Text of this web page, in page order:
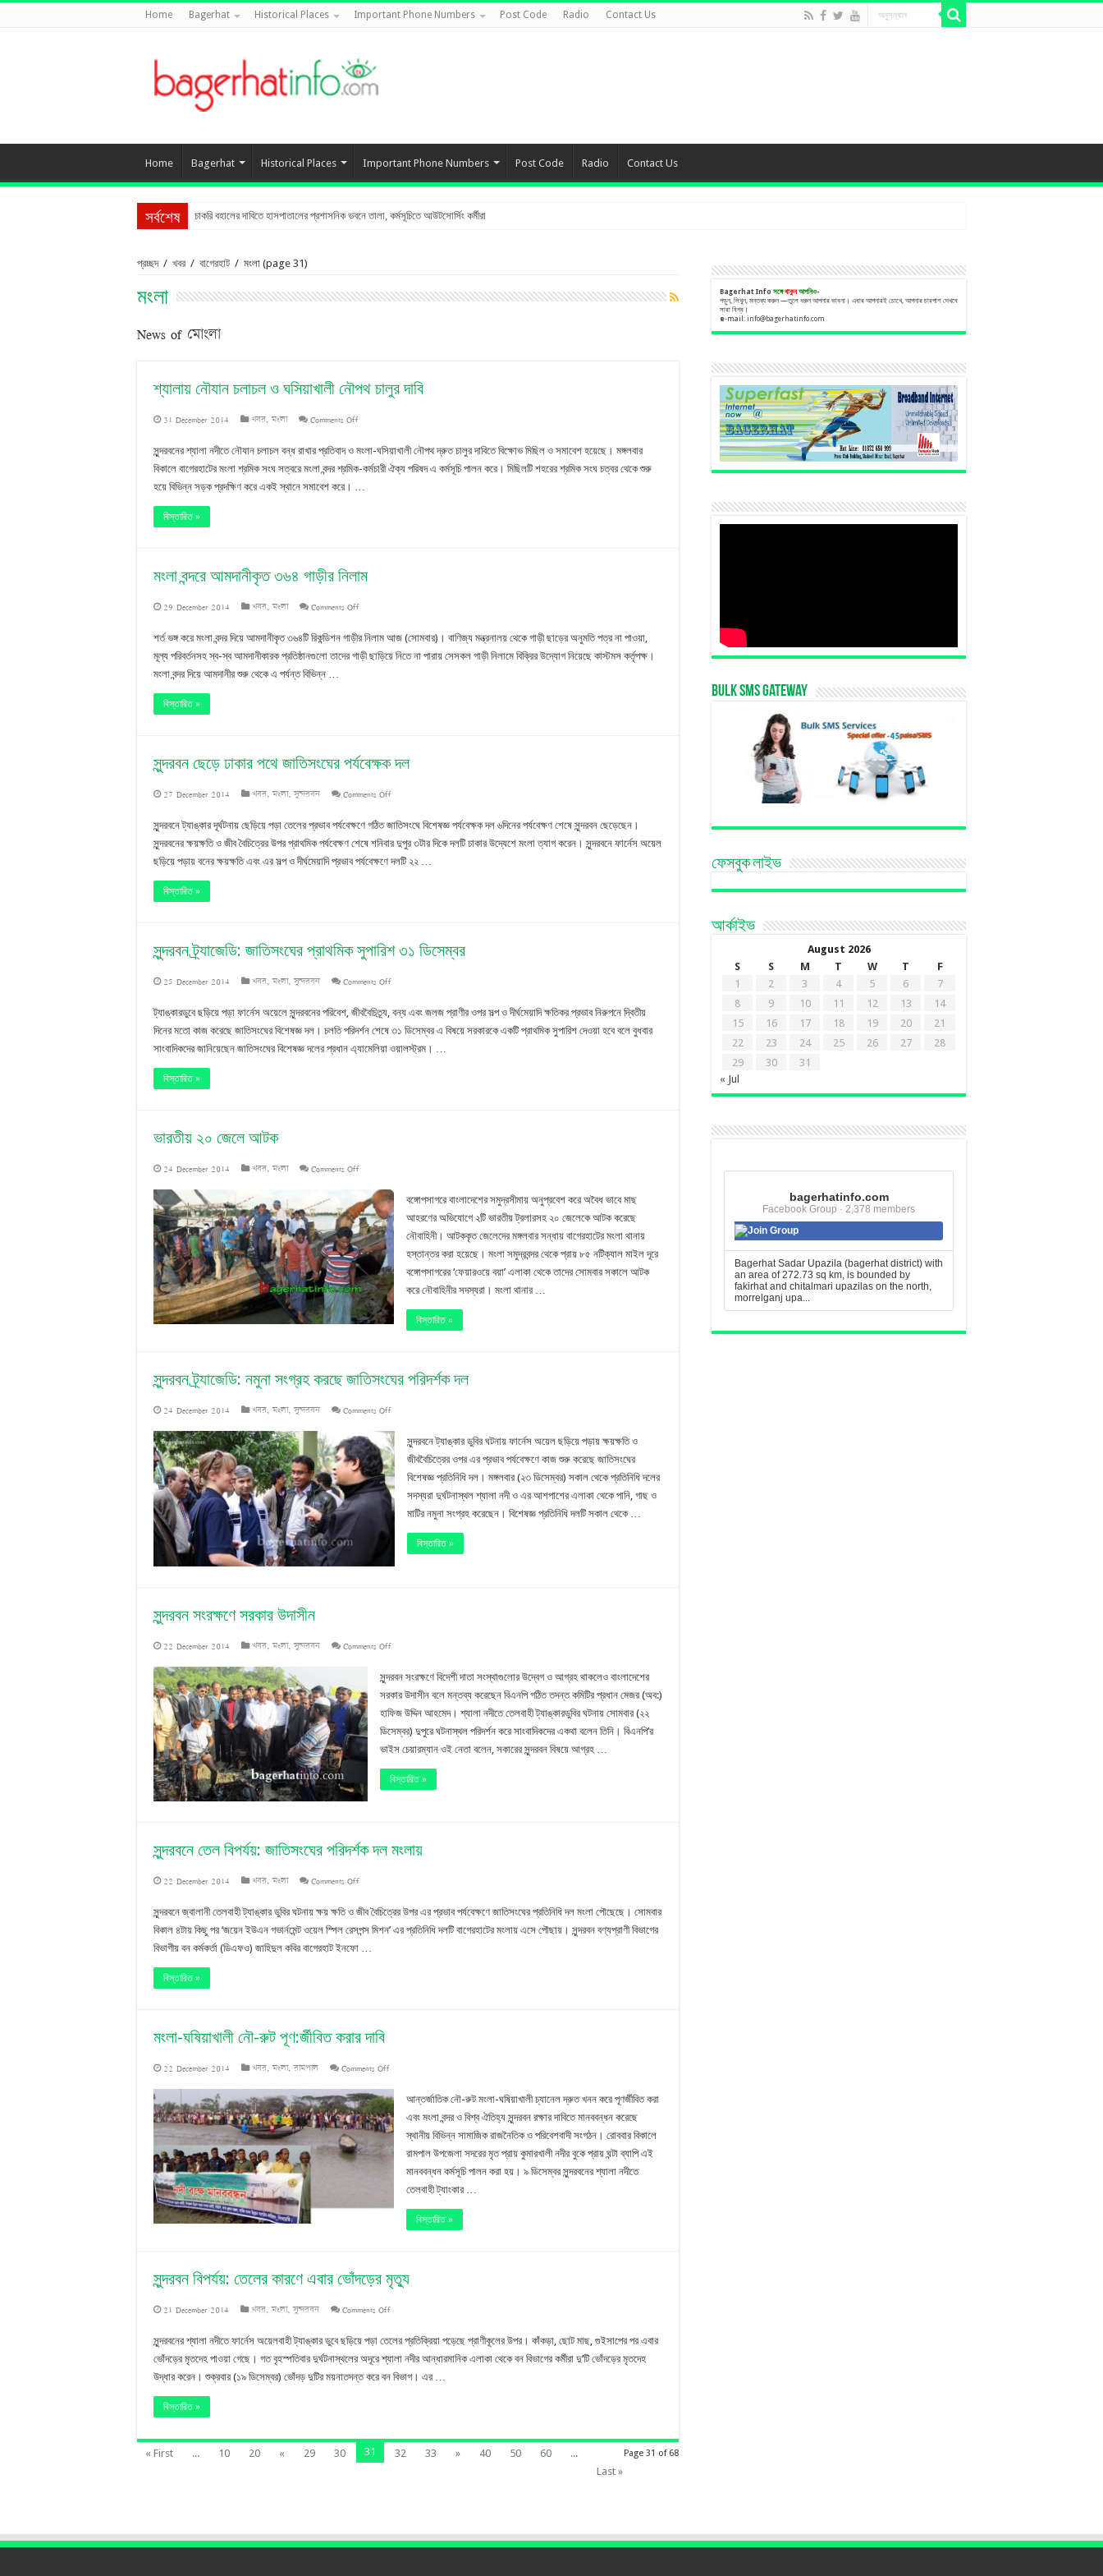
Home Bagerhat Historical Places Important Phone Numbers Post Code Radio Contact Us
Home Bagerhat Historical Places Important Phone Numbers Post Code Radio Contact Us
সর্বশেষ চাকরি বহালের দাবিতে হাসপাতালের প্রশাসনিক ভবনে তালা, কর্মসূচিতে আউটসোর্সিং কর্মীরা
প্রচ্ছদ / খবর / বাগেরহাট / মংলা (page 31)
মংলা
News of মোংলা
শ্যালায় নৌযান চলাচল ও ঘসিয়াখালী নৌপথ চালুর দাবি
31 December 2014 খবর,মংলা Comments Offon
নৌযান
চলাচল
সুন্দরবনের শ্যালা নদীতে নৌযান চলাচল বন্ধ রাখার প্রতিবাদ ও মংলা-ঘসিয়াখালী নৌপথ দ্রুত চালুর দাবিতে বিক্ষোভ মিছিল ও সমাবেশ হয়েছে। মঙ্গলবার
বিকালে বাগেরহাটের মংলা শ্রমিক সংঘ সত্বরে মংলা বন্দর শ্রমিক-কর্মচারী ঐক্য পরিষদ এ কর্মসূচি পালন করে। মিছিলটি শহরের শ্রমিক সংঘ চত্বর থেকে শুরু
হয়ে বিভিন্ন সড়ক প্রদক্ষিণ করে একই স্থানে সমাবেশ করে। …
বিস্তারিত »
মংলা বন্দরে আমদানীকৃত ৩৬৪ গাড়ীর নিলাম
29 December 2014 খবর,মংলা Comments Offon
মংলা
বন্দরে
নিলাম
শর্ত ভঙ্গ করে মংলা বন্দর দিয়ে আমদানীকৃত ৩৬৪টি রিকন্ডিশন গাড়ীর নিলাম আজ (সোমবার)। বাণিজ্য মন্ত্রনালয় থেকে গাড়ী ছাড়ের অনুমতি পত্র না পাওয়া,
মূল্য পরিবর্তনসহ স্ব-স্ব আমদানীকারক প্রতিষ্ঠানগুলো তাদের গাড়ী ছাড়িয়ে নিতে না পারায় সেসকল গাড়ী নিলামে বিক্রির উদ্যোগ নিয়েছে কাস্টমস কর্তৃপক্ষ।
মংলা বন্দর দিয়ে আমদানীর শুরু থেকে এ পর্যন্ত বিভিন্ন …
বিস্তারিত »
সুন্দরবন ছেড়ে ঢাকার পথে জাতিসংঘের পর্যবেক্ষক দল
27 December 2014 খবর,মংলা,সুন্দরবন Comments Offon
সুন্দরবন
ছেড়ে
ঢাকার
পর্যবেক্ষক
সুন্দরবনে ট্যাঙ্কার দূর্ঘটনায় ছেড়িয়ে পড়া তেলের প্রভাব পর্যবেক্ষণে গঠিত জাতিসংঘে বিশেষজ্ঞ পর্যবেক্ষক দল ৬দিনের পর্যবেক্ষণ শেষে সুন্দরবন ছেড়েছেন।
সুন্দরবনের ক্ষয়ক্ষতি ও জীব বৈচিত্রের উপর প্রাথমিক পর্যবেক্ষণ শেষে শনিবার দুপুর ৩টার দিকে দলটি ঢাকার উদ্যেশে মংলা ত্যাগ করেন। সুন্দরবনে ফার্নেস অয়েল
ছড়িয়ে পড়ায় বনের ক্ষয়ক্ষতি এবং এর সল্প ও দীর্ঘমেয়াদি প্রভাব পর্যবেক্ষণে দলটি ২২ …
বিস্তারিত »
সুন্দরবন ট্র্যাজেডি: জাতিসংঘের প্রাথমিক সুপারিশ ৩১ ডিসেম্বর
25 December 2014 খবর,মংলা,সুন্দরবন Comments Offon
ট্র্যাজেডি:
জাতিসংঘের
ট্যাঙ্কারডুবে ছড়িয়ে পড়া ফার্নেস অয়েলে সুন্দরবনের পরিবেশ, জীববৈচিত্র্য, বন্য এবং জলজ প্রাণীর ওপর সল্প ও দীর্ঘমেয়াদি ক্ষতিকর প্রভাব নিরুপনে দ্বিতীয়
দিনের মতো কাজ করেছে জাতিসংঘের বিশেষজ্ঞ দল। চলতি পরিদর্শন শেষে ৩১ ডিসেম্বর এ বিষয়ে সরকারকে একটি প্রাথমিক সুপারিশ দেওয়া হবে বলে বুধবার
সাংবাদিকদের জানিয়েছেন জাতিসংঘের বিশেষজ্ঞ দলের প্রধান এ্যামেলিয়া ওয়ালস্ট্রম। …
বিস্তারিত »
ভারতীয় ২০ জেলে আটক
24 December 2014 খবর,মংলা Comments Offon
ভারতীয়
২০
জেলে
আটক
বঙ্গোপসাগরে বাংলাদেশের সমুদ্রসীমায় অনুপ্রবেশ করে অবৈধ ভাবে মাছ
আহরণের অভিযোগে ২টি ভারতীয় ট্রলারসহ ২০ জেলেকে আটক করেছে
নৌবাহিনী। আটককৃত জেলেদের মঙ্গলবার সন্ধায় বাগেরহাটের মংলা থানায়
হস্তান্তর করা হয়েছে। মংলা সমুদ্রবন্দর থেকে প্রায় ৮৫ নটিক্যাল মাইল দূরে
বঙ্গোপসাগরের ‘ফেয়ারওয়ে বয়া’ এলাকা থেকে তাদের সোমবার সকালে আটক
করে নৌবাহিনীর সদস্যরা। মংলা থানার …
বিস্তারিত »
সুন্দরবন ট্র্যাজেডি: নমুনা সংগ্রহ করছে জাতিসংঘের পরিদর্শক দল
24 December 2014 খবর,মংলা,সুন্দরবন Comments Offon
সুন্দরবন
ট্র্যাজেডি:
নমুনা
সংগ্রহ
করছে
জাতিসংঘের
সুন্দরবনে ট্যাঙ্কার ডুবির ঘটনায় ফার্নেস অয়েল ছড়িয়ে পড়ায় ক্ষয়ক্ষতি ও
জীববৈচিত্রের ওপর এর প্রভাব পর্যবেক্ষণে কাজ শুরু করেছে জাতিসংঘের
বিশেষজ্ঞ প্রতিনিধি দল। মঙ্গলবার (২৩ ডিসেম্বর) সকাল থেকে প্রতিনিধি দলের
সদস্যরা দুর্ঘটনাস্থল শ্যালা নদী ও এর আশপাশের এলাকা থেকে পানি, গাছ ও
মাটির নমুনা সংগ্রহ করেছেন। বিশেষজ্ঞ প্রতিনিধি দলটি সকাল থেকে …
বিস্তারিত »
সুন্দরবন সংরক্ষণে সরকার উদাসীন
22 December 2014 খবর,মংলা,সুন্দরবন Comments Offon
সংরক্ষণে
সরকার
উদাসীন
সুন্দরবন সংরক্ষণে বিদেশী দাতা সংস্থাগুলোর উদ্বেগ ও আগ্রহ থাকলেও বাংলাদেশের
সরকার উদাসীন বলে মন্তব্য করেছেন বিএনপি গঠিত তদন্ত কমিটির প্রধান মেজর (অব:)
হাফিজ উদ্দিন আহমেদ। শ্যালা নদীতে তেলবাহী ট্যাঙ্কারডুবির ঘটনায় সোমবার (২২
ডিসেম্বর) দুপুরে ঘটনাস্থল পরিদর্শন করে সাংবাদিকদের একথা বলেন তিনি। বিএনপি’র
ভাইস চেয়ারম্যান ওই নেতা বলেন, সকারের সুন্দরবন বিষয়ে আগ্রহ …
বিস্তারিত »
সুন্দরবনে তেল বিপর্যয়: জাতিসংঘের পরিদর্শক দল মংলায়
22 December 2014 খবর,মংলা Comments Offon
সুন্দরবনে
তেল
বিপর্যয়:
সুন্দরবনে জ্বালানী তেলবাহী ট্যাঙ্কার ডুবির ঘটনায় ক্ষয় ক্ষতি ও জীব বৈচিত্রের উপর এর প্রভাব পর্যবেক্ষণে জাতিসংঘের প্রতিনিধি দল মংলা পৌছেছে। সোমবার
বিকাল ৪টায় কিছু পর ‘জয়েন ইউএন গভার্নমেন্ট ওয়েল স্পিল রেসপন্স মিশন’ এর প্রতিনিধি দলটি বাগেরহাটের মংলায় এসে পৌছায়। সুন্দরবন বণ্যপ্রাণী বিভাগের
বিভাগীয় বন কর্মকর্তা (ডিএফও) জাহিদুল কবির বাগেরহাট ইনফো …
বিস্তারিত »
মংলা-ঘষিয়াখালী নৌ-রুট পূণ:র্জীবিত করার দাবি
22 December 2014 খবর,মংলা,রামপাল Comments Offon
মংলা-
ঘষিয়াখালী
রুট
পূণ:র্জীবিত
আন্তর্জাতিক নৌ-রুট মংলা-ঘষিয়াখালী চ্যানেল দ্রুত খনন করে পূণর্জীবিত করা
এবং মংলা বন্দর ও বিশ্ব ঐতিহ্য সুন্দরবন রক্ষার দাবিতে মানববন্ধন করেছে
স্থানীয় বিভিন্ন সামাজিক রাজনৈতিক ও পরিবেশবাদী সংগঠন। রোববার বিকালে
রামপাল উপজেলা সদরের মৃত প্রায় কুমারখালী নদীর বুকে প্রায় ঘন্টা ব্যাপি এই
মানববন্ধন কর্মসূচি পালন করা হয়। ৯ ডিসেম্বর সুন্দরবনের শ্যালা নদীতে
তেলবাহী ট্যাংকার …
বিস্তারিত »
সুন্দরবন বিপর্যয়: তেলের কারণে এবার ভোঁদড়ের মৃত্যু
21 December 2014 খবর,মংলা,সুন্দরবন Comments Offon
সুন্দরবন
বিপর্যয়:
তেলের
ভোঁদড়ের
সুন্দরবনের শ্যালা নদীতে ফার্নেস অয়েলবাহী ট্যাঙ্কার ডুবে ছড়িয়ে পড়া তেলের প্রতিক্রিয়া পড়েছে প্রাণীকূলের উপর। কাঁকড়া, ছোট মাছ, গুইসাপের পর এবার
ভোঁদড়ের মৃতদেহ পাওয়া গেছে। গত বৃহস্পতিবার দুর্ঘটনাস্থলের অদূরে শ্যালা নদীর আন্ধারমানিক এলাকা থেকে বন বিভাগের কর্মীরা দু’টি ভোঁদড়ের মৃতদেহ
উদ্ধার করেন। শুক্রবার (১৯ ডিসেম্বর) ভোঁদড় দুটির ময়নাতদন্ত করে বন বিভাগ। এর …
বিস্তারিত »
Page 31 of 68
« First ... 10 20 « 29 30 31 32 33 » 40 50 60
...
Last »
Bagerhat Info সঙ্গেথাকুনআপনিও-
পড়ুন, লিখুন, মন্তব্য করুন —তুলে ধরুন আপনার ভাবনা। এবার আপনারই চোখে, আপনার চারপাশ দেখবে
সারা বিশ্ব।
e-mail: info@bagerhatinfo.com
Bulk SMS Gateway
ফেসবুক লাইভ
আর্কাইভ
August 2026
S
S M T W T
F
1
2 3 4 5 6
7
8
9 10 11 12 13
14
15
16 17 18 19 20
21
22
23 24 25 26 27
28
29
30
31
« Jul
bagerhatinfo.com
Facebook Group · 2,378 members
Join Group
Bagerhat Sadar Upazila (bagerhat district) with
an area of 272.73 sq km, is bounded by
fakirhat and chitalmari upazilas on the north,
morrelganj upa...